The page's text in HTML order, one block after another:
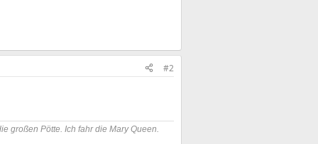
#2
großen Pötte. Ich fahr die Mary Queen.